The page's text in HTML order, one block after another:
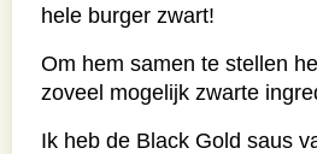
hele burger zwart!
Om hem samen te stellen
zoveel mogelijk zwarte
Ik heb de Black Gold saus